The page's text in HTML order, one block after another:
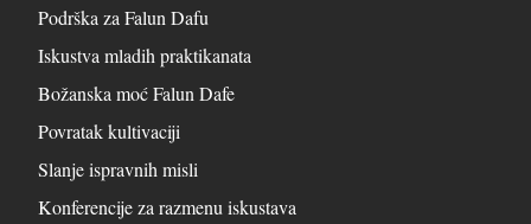
Podrška za Falun Dafu
Iskustva mladih praktikanata
Božanska moć Falun Dafe
Povratak kultivaciji
Slanje ispravnih misli
Konferencije za razmenu iskustava